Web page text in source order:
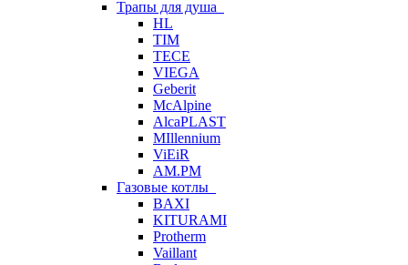
Трапы для душа
HL
TIM
TECE
VIEGA
Geberit
McAlpine
AlcaPLAST
MIllennium
ViEiR
AM.PM
Газовые котлы
BAXI
KITURAMI
Protherm
Vaillant